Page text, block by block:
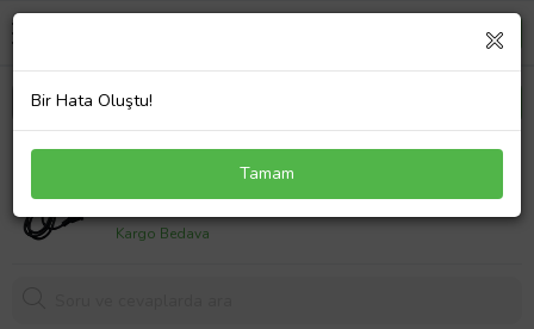
Fakir Uyumlu Pixie Saç Düzleştirici Kablosu
561,80 TL
Kargo Bedava
Bir Hata Oluştu!
Tamam